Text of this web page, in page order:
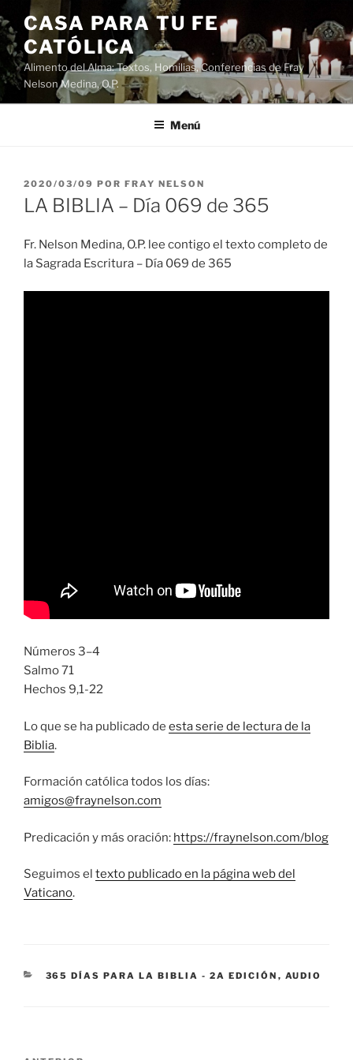
Saltar
al
contenido
CASA PARA TU FE
CATÓLICA
Alimento del Alma: Textos, Homilias, Conferencias de Fray
Nelson Medina, O.P.
Menú
PUBLICADO
EL
2020/03/09 POR FRAY NELSON
LA BIBLIA – Día 069 de 365
Fr. Nelson Medina, O.P. lee contigo el texto completo de
la Sagrada Escritura – Día 069 de 365
Números 3–4
Salmo 71
Hechos 9,1-22
Lo que se ha publicado de esta serie de lectura de la
Biblia.
Formación católica todos los días:
amigos@fraynelson.com
Predicación y más oración: https://fraynelson.com/blog
Seguimos el texto publicado en la página web del
Vaticano.
CATEGORÍAS
365 DÍAS PARA LA BIBLIA - 2A EDICIÓN , AUDIO